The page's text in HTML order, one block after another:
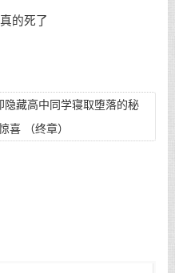
的死了
隐藏高中同学寝取堕落的秘
然是我们的女儿！ #9,妻子
喜 （终章）